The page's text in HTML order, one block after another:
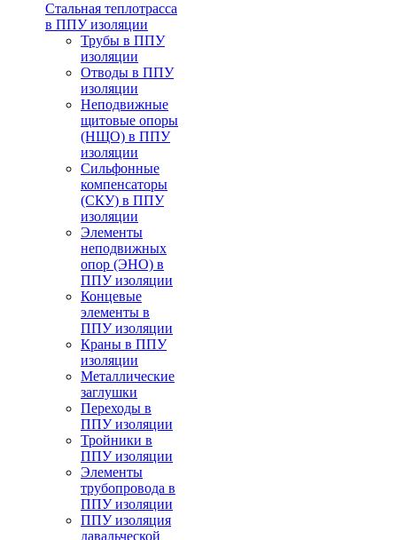
Стальная теплотрасса
в ППУ изоляции
Трубы в ППУ
изоляции
Отводы в ППУ
изоляции
Неподвижные
щитовые опоры
(НЩО) в ППУ
изоляции
Cильфонные
компенсаторы
(СКУ) в ППУ
изоляции
Элементы
неподвижных
опор (ЭНО) в
ППУ изоляции
Концевые
элементы в
ППУ изоляции
Краны в ППУ
изоляции
Металлические
заглушки
Переходы в
ППУ изоляции
Тройники в
ППУ изоляции
Элементы
трубопровода в
ППУ изоляции
ППУ изоляция
давальческой